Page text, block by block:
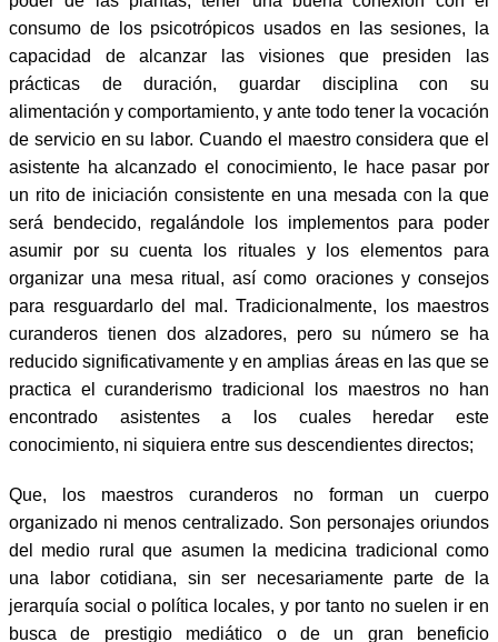
consumo de los psicotrópicos usados en las sesiones, la
capacidad de alcanzar las visiones que presiden las
prácticas de duración, guardar disciplina con su
alimentación y comportamiento, y ante todo tener la vocación
de servicio en su labor. Cuando el maestro considera que el
asistente ha alcanzado el conocimiento, le hace pasar por
un rito de iniciación consistente en una mesada con la que
será bendecido, regalándole los implementos para poder
asumir por su cuenta los rituales y los elementos para
organizar una mesa ritual, así como oraciones y consejos
para resguardarlo del mal. Tradicionalmente, los maestros
curanderos tienen dos alzadores, pero su número se ha
reducido significativamente y en amplias áreas en las que se
practica el curanderismo tradicional los maestros no han
encontrado asistentes a los cuales heredar este
conocimiento, ni siquiera entre sus descendientes directos;
Que, los maestros curanderos no forman un cuerpo
organizado ni menos centralizado. Son personajes oriundos
del medio rural que asumen la medicina tradicional como
una labor cotidiana, sin ser necesariamente parte de la
jerarquía social o política locales, y por tanto no suelen ir en
busca de prestigio mediático o de un gran beneficio